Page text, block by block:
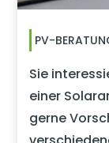
PV-
Sie
einer
gerne